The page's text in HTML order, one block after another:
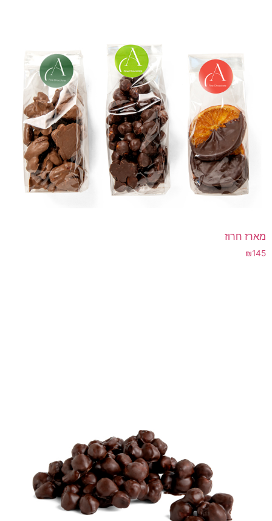
מארז חרוז
₪145